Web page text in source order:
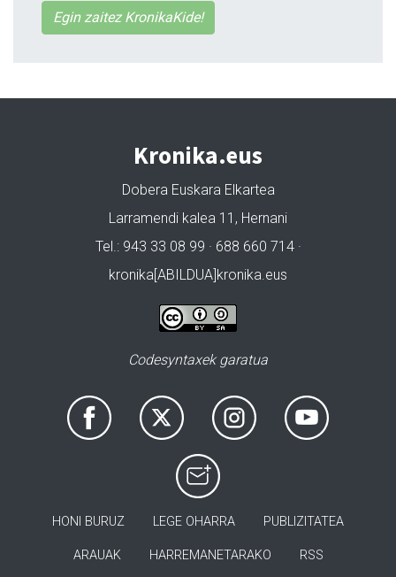
Egin zaitez KronikaKide!
Kronika.eus
Dobera Euskara Elkartea
Larramendi kalea 11, Hernani
Tel.: 943 33 08 99 · 688 660 714 ·
kronika[ABILDUA]kronika.eus
Codesyntaxek garatua
HONI BURUZ LEGE OHARRA PUBLIZITATEA
ARAUAK HARREMANETARAKO RSS